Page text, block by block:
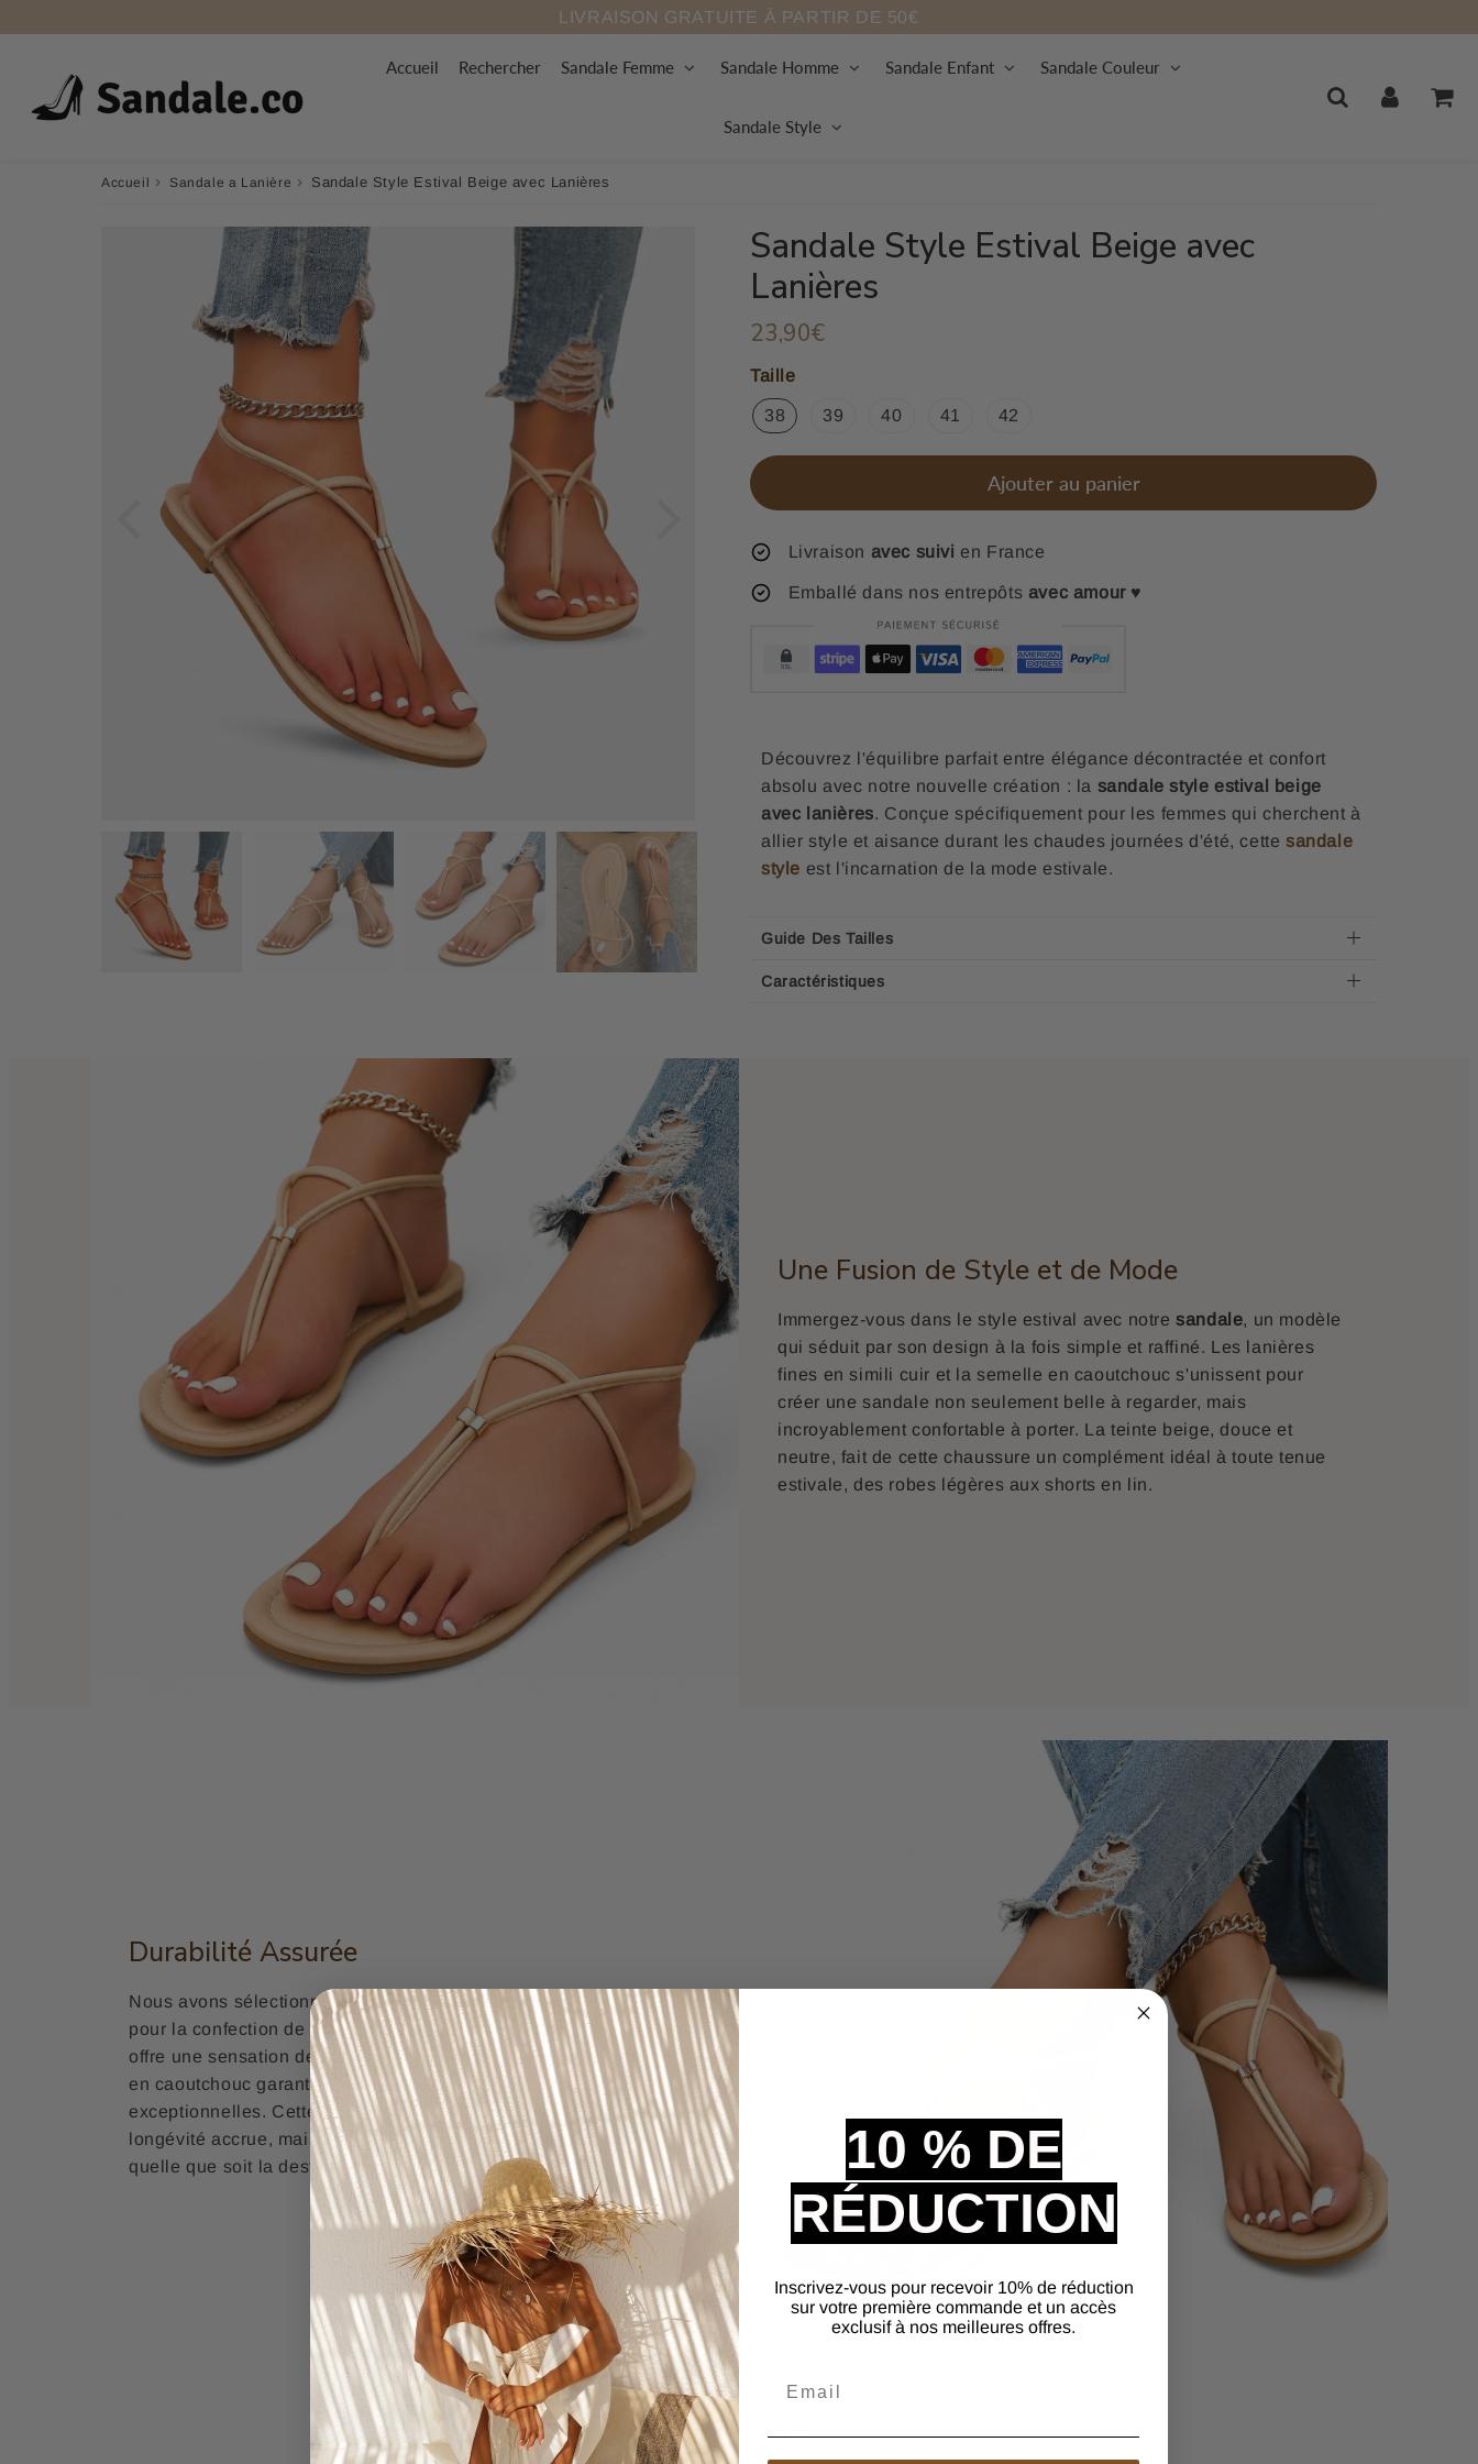
LIVRAISON GRATUITE À PARTIR DE 50€
Accueil Rechercher Sandale Femme Sandale Homme Sandale Enfant Sandale Couleur
Sandale Style
Accueil › Sandale a Lanière › Sandale Style Estival Beige avec Lanières
Sandale Style Estival Beige avec
Lanières
23,90€
Taille
38 39 40 41 42
Ajouter au panier
Livraison avec suivi en France
Emballé dans nos entrepôts avec amour ♥
Découvrez l'équilibre parfait entre élégance décontractée et confort
absolu avec notre nouvelle création : la sandale style estival beige
avec lanières. Conçue spécifiquement pour les femmes qui cherchent à
allier style et aisance durant les chaudes journées d'été, cettesandale
style est l'incarnation de la mode estivale.
Guide Des Tailles
Caractéristiques
Une Fusion de Style et de Mode
Immergez-vous dans le style estival avec notresandale, un modèle
qui séduit par son design à la fois simple et raffiné. Les lanières
fines en simili cuir et la semelle en caoutchouc s'unissent pour
créer une sandale non seulement belle à regarder, mais
incroyablement confortable à porter. La teinte beige, douce et
neutre, fait de cette chaussure un complément idéal à toute tenue
estivale, des robes légères aux shorts en lin.
Durabilité Assurée
Nous avons sélectionné avec soin des matériaux de premier choix
pour la confection de cettesandale. Le simili cuir pour les lanières
offre une sensation de douceur et de confort, tandis que la semelle
en caoutchouc garantit une durabilité et une adhérence
exceptionnelles. Cette combinaison assure non seulement une
longévité accrue, mais aussi une expérience de marche agréable,
quelle que soit la destination.
Avis Clients
10 % DE
RÉDUCTION
Inscrivez-vous pour recevoir 10% de réduction
sur votre première commande et un accès
exclusif à nos meilleures offres.